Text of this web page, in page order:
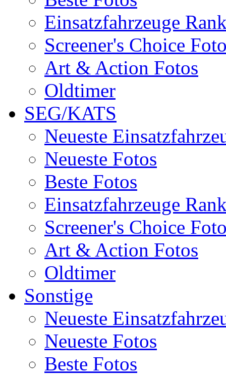
Einsatzfahrzeuge
Screener's Choice
Art & Action Fotos
Oldtimer
SEG/KATS
Neueste
Neueste Fotos
Beste Fotos
Einsatzfahrzeuge
Screener's Choice
Art & Action Fotos
Oldtimer
Sonstige
Neueste
Neueste Fotos
Beste Fotos